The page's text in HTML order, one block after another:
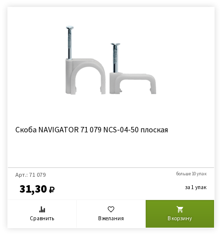
Скоба NAVIGATOR 71 079 NCS-04-50 плоская
Арт.: 71 079
31,30
больше 10 упак
за 1 упак
Сравнить В желания В корзину